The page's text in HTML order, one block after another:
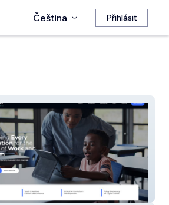
Čeština Přihlásit